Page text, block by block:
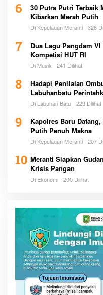
6
30 Putra Putri Terbaik
Kibarkan Merah Putih
Di Kepulauan Meranti 326
7
Dua Lagu Pangdam
Kompetisi HUT RI
Di Musik 241 Dilihat
8
Hadapi Penilaian
Labuhanbatu
Di Labuhan Batu 229 Dilihat
9
Kapolres Baru
Putih Penuh Makna
Di Kepulauan Meranti 207
10 Meranti Siapkan
Krisis Pangan
Di Ekonomi 200 Dilihat